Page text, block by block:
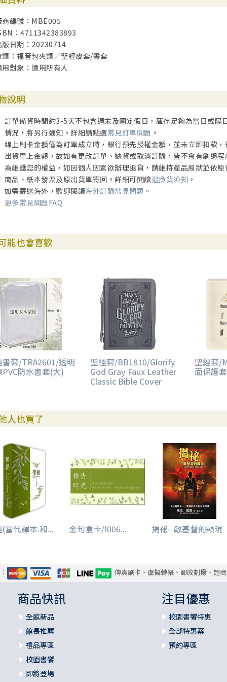
商編號：MBE005
：4711342383893
版日期：20230714
類：福音包夾類／聖經皮套/書套
用對象：適用所有人
說明
訂單備貨時間約3-5天不包含週末及國定假日，庫存足夠為當日或
情況，將另行通知。詳細請點選常見訂單問題 。
線上刷卡金額僅為訂單成立時，銀行預先授權金額，並未立即扣款
出貨單上金額，故如有更改訂單、缺貨或取消訂購，皆不會有刷退
為維護您的權益，如因個人因素欲辦理退貨，請維持產品原狀並依
商品、紙本發票及原出貨單寄回。詳細可閱讀退換貨須知 。
如需寄送海外，歡迎閱讀海外訂購常見問題 。
更多常見問題FAQ
能也會喜歡
書套/TRA2601/透明
防水書套(大)
聖經套/BBL810/Glorify
God Gray Faux Leather
Classic Bible Cover
聖經套/
面保護
人也買了
當代譯本.和... 金句盒卡/I006... 揭祕--敵基督的顯現
傳真刷卡、虛擬轉帳、郵政劃撥、超
商品快訊
全館新品
館長推薦
禮品專區
校園書饗
即將登場
注目優惠
校園書饗特惠
全部特惠案
預約專區